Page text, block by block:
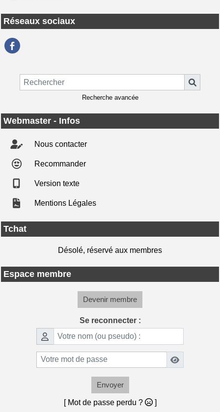
Réseaux sociaux
Recherche avancée
Webmaster - Infos
Nous contacter
Recommander
Version texte
Mentions Légales
Tchat
Désolé, réservé aux membres
Espace membre
Devenir membre
Se reconnecter :
Envoyer
[ Mot de passe perdu ? ]